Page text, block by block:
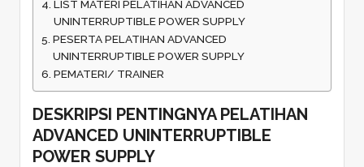
LIST MATERI PELATIHAN ADVANCED
UNINTERRUPTIBLE POWER SUPPLY
PESERTA PELATIHAN ADVANCED
UNINTERRUPTIBLE POWER SUPPLY
PEMATERI/ TRAINER
DESKRIPSI PENTINGNYA PELATIHAN
ADVANCED UNINTERRUPTIBLE
POWER SUPPLY